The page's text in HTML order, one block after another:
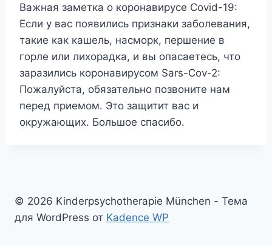
Важная заметка о коронавирусе Covid-19:
Если у вас появились признаки заболевания,
такие как кашель, насморк, першение в
горле или лихорадка, и вы опасаетесь, что
заразились коронавирусом Sars-Cov-2:
Пожалуйста, обязательно позвоните нам
перед приемом. Это защитит вас и
окружающих. Большое спасибо.
© 2026 Kinderpsychotherapie München - Тема
для WordPress от Kadence WP